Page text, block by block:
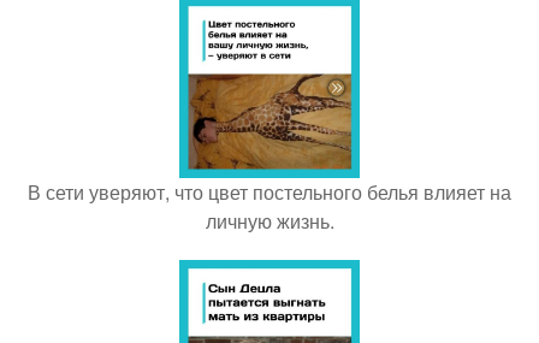
В сети уверяют, что цвет постельного белья влияет на
личную жизнь.